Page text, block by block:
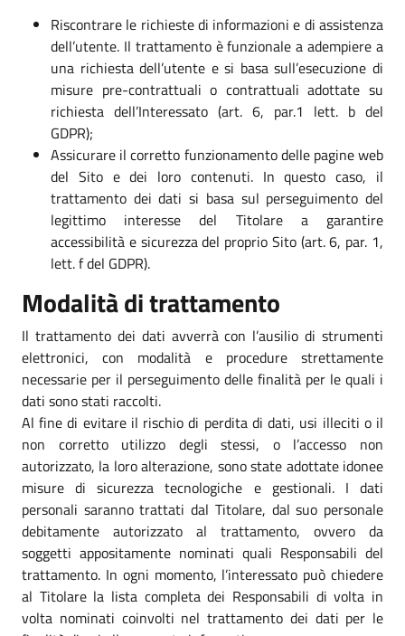
Riscontrare le richieste di informazioni e di assistenza
dell’utente. Il trattamento è funzionale a adempiere a
una richiesta dell’utente e si basa sull’esecuzione di
misure pre-contrattuali o contrattuali adottate su
richiesta dell’Interessato (art. 6, par.1 lett. b del
GDPR);
Assicurare il corretto funzionamento delle pagine web
del Sito e dei loro contenuti. In questo caso, il
trattamento dei dati si basa sul perseguimento del
legittimo interesse del Titolare a garantire
accessibilità e sicurezza del proprio Sito (art. 6, par. 1,
lett. f del GDPR).
Modalità di trattamento
Il trattamento dei dati avverrà con l’ausilio di strumenti
elettronici, con modalità e procedure strettamente
necessarie per il perseguimento delle finalità per le quali i
dati sono stati raccolti.
Al fine di evitare il rischio di perdita di dati, usi illeciti o il
non corretto utilizzo degli stessi, o l’accesso non
autorizzato, la loro alterazione, sono state adottate idonee
misure di sicurezza tecnologiche e gestionali. I dati
personali saranno trattati dal Titolare, dal suo personale
debitamente autorizzato al trattamento, ovvero da
soggetti appositamente nominati quali Responsabili del
trattamento. In ogni momento, l’interessato può chiedere
al Titolare la lista completa dei Responsabili di volta in
volta nominati coinvolti nel trattamento dei dati per le